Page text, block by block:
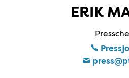
ERIK